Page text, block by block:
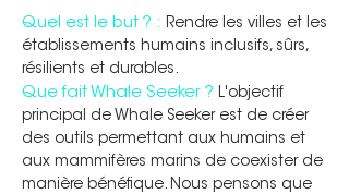
Quel est le but ? : Rendre les villes et les
établissements humains inclusifs, sûrs,
résilients et durables.
Que fait Whale Seeker ? L'objectif
principal de Whale Seeker est de créer
des outils permettant aux humains et
aux mammifères marins de coexister de
manière bénéfique. Nous pensons que